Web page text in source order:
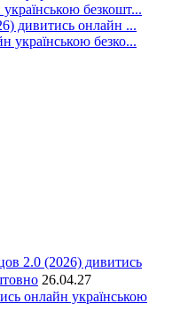
безкошт...
дивитись онлайн ...
українською безко...
2.0 (2026) дивитись
26.04.27
онлайн українською